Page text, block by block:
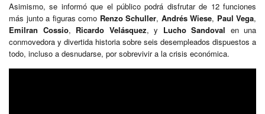
Asimismo, se informó que el público podrá disfrutar de 12 funciones
más junto a figuras como Renzo Schuller, Andrés Wiese, Paul Vega,
Emilran Cossio, Ricardo Velásquez, y Lucho Sandoval en una
conmovedora y divertida historia sobre seis desempleados dispuestos a
todo, incluso a desnudarse, por sobrevivir a la crisis económica.